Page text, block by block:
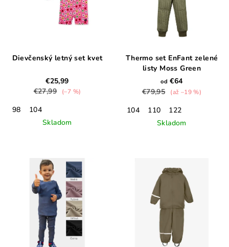
Dievčenský letný set kvet
€25,99
€27,99
(–7 %)
98
104
Skladom
Thermo set EnFant zelené
listy Moss Green
od €64
€79,95
(až –19 %)
104 110
122
Skladom